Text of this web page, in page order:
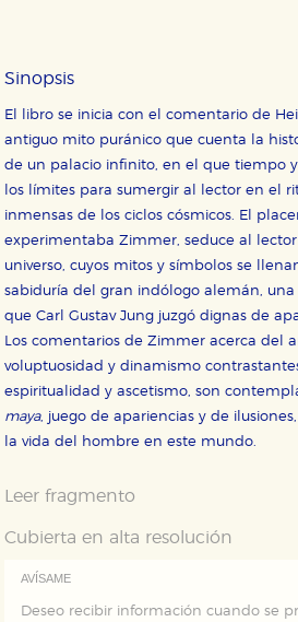
Sinopsis
El libro se inicia con el comentario de
antiguo mito puránico que cuenta la
de un palacio infinito, en el que tiempo
los límites para sumergir al lector en el
inmensas de los ciclos cósmicos. El
experimentaba Zimmer, seduce al
universo, cuyos mitos y símbolos se
sabiduría del gran indólogo alemán, una
que Carl Gustav Jung juzgó dignas de
Los comentarios de Zimmer acerca del
voluptuosidad y dinamismo
espiritualidad y ascetismo, son
maya, juego de apariencias y de
la vida del hombre en este mundo.
Leer fragmento
Cubierta en alta resolución
AVÍSAME
Deseo recibir información cuando se
Estas cookies son necesarias
web funcione y no es posible
nuestro sistema. Es posible
navegador, pero en ese caso es
áreas de nuestra web dejen de
correctamente.
Cookies de rendimiento y
Estas cookies se utilizan para
nuestro sitio web. Almacenan
servicios para que no tenga que
tanto, es anónima.
Cookies de publicidad y redes
Estas cookies son gestionadas
publicitarios y se utilizan para
que se basan en la
navegador y dispositivo de
GUARDAR CONFIGURACIÓN